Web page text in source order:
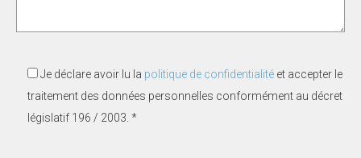
Je déclare avoir lu la politique de confidentialité et accepter le
traitement des données personnelles conformément au décret
législatif 196 / 2003. *